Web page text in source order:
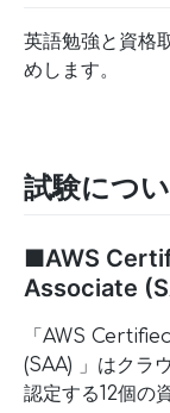
英語勉強と資格
めします。
試験につ
■AWS
Associate
「AWS
(SAA) 」はクラ
認定する12個の